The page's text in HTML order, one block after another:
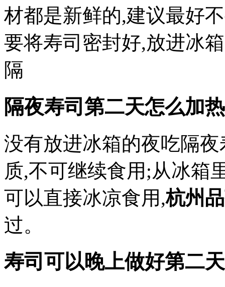
材都是新鲜的,建议最好
要将寿司密封好,放进冰
隔
隔夜寿司第二天怎么加
没有放进冰箱的夜吃隔
质,不可继续食用;从冰箱
可以直接冰凉食用,杭州
过。
寿司可以晚上做好第二